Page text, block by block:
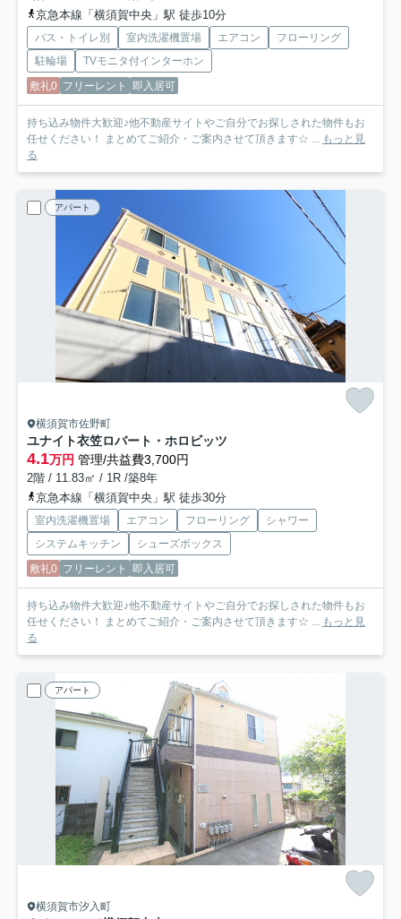
京急本線「横須賀中央」駅 徒歩10分
バス・トイレ別 室内洗濯機置場 エアコン
フローリング
駐輪場
TVモニタ付インターホン
敷礼0 フリーレント 即入居可
持ち込み物件大歓迎♪他不動産サイトやご自分でお探しされた物件もお
任せください！ まとめてご紹介・ご案内させて頂きます☆ ... もっと見
る
アパート
横須賀市佐野町
ユナイト衣笠ロバート・ホロビッツ
4.1万円 管理/共益費3,700円
2階 / 11.83㎡ / 1R /築8年
京急本線「横須賀中央」駅 徒歩30分
室内洗濯機置場 エアコン フローリング
シャワー
システムキッチン
シューズボックス
敷礼0 フリーレント 即入居可
持ち込み物件大歓迎♪他不動産サイトやご自分でお探しされた物件もお
任せください！ まとめてご紹介・ご案内させて頂きます☆ ... もっと見
る
アパート
横須賀市汐入町